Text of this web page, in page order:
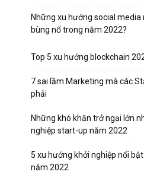
Những xu hướng social media
bùng nổ trong năm 2022?
Top 5 xu hướng blockchain
7 sai lầm Marketing mà các
phải
Những khó khăn trở ngại lớn
nghiệp start-up năm 2022
5 xu hướng khởi nghiệp nổi
năm 2022